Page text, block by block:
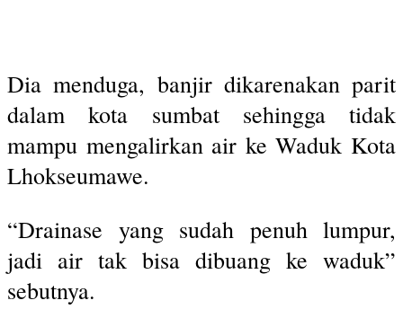
Dia menduga, banjir dikarenakan parit
dalam kota sumbat sehingga tidak
mampu mengalirkan air ke Waduk Kota
Lhokseumawe.
“Drainase yang sudah penuh lumpur,
jadi air tak bisa dibuang ke waduk”
sebutnya.